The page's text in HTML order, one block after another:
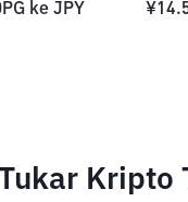
ke JPY ¥
Kripto